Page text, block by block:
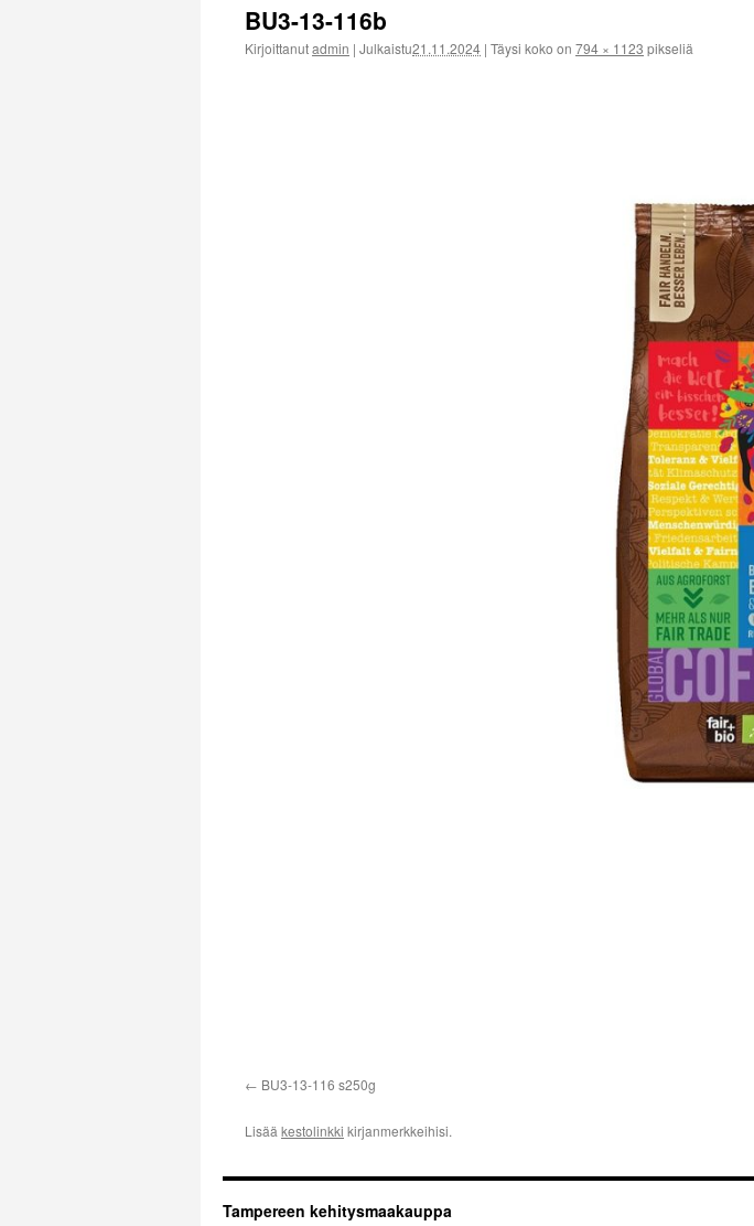
BU3-13-116b
Kirjoittanutadmin | Julkaistu21.11.2024 | Täysi koko on 794 × 1123 pikseliä
BU3-13-116 s250g
Lisää kestolinkki kirjanmerkkeihisi.
Tampereen kehitysmaakauppa